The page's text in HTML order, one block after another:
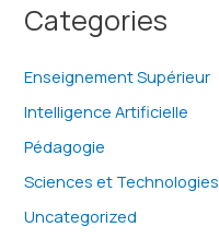
Categories
Enseignement Supérieur
Intelligence Artificielle
Pédagogie
Sciences et Technologies
Uncategorized